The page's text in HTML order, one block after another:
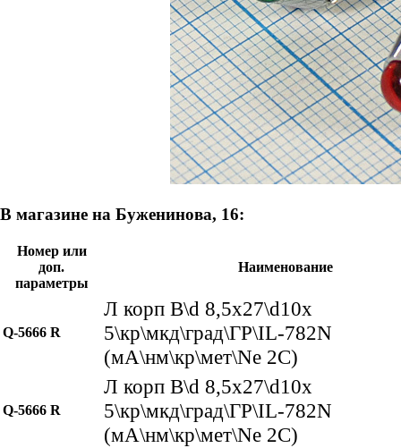
В магазине на Буженинова, 16:
Номер или
доп.
параметры
Наименование
Q-5666 R
Л корп В\d 8,5x27\d10x
5\кр\мкд\град\ГР\IL-782N
(мА\нм\кр\мет\Ne 2C)
Q-5666 R
Л корп В\d 8,5x27\d10x
5\кр\мкд\град\ГР\IL-782N
(мА\нм\кр\мет\Ne 2C)